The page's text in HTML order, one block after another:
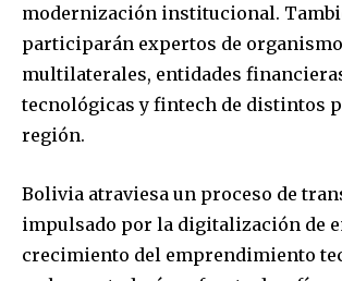
modernización institucional.
participarán expertos de
multilaterales, entidades
tecnológicas y fintech de distintos
región.
Bolivia atraviesa un proceso de
impulsado por la digitalización de
crecimiento del emprendimiento